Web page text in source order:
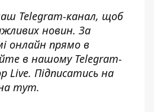
Telegram-канал, щоб
новин. За
онлайн прямо в
в нашому Telegram-
Live. Підписатись на
тут.